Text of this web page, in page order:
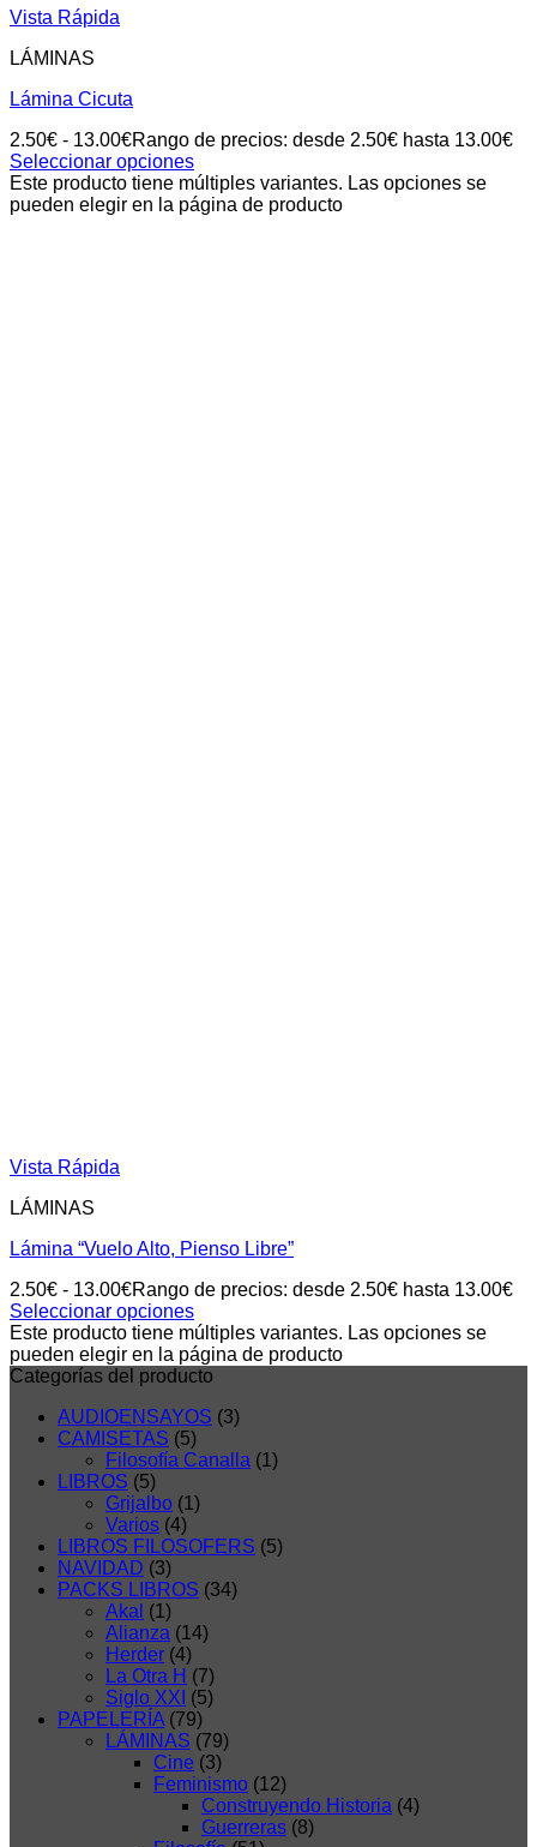
Vista Rápida
LÁMINAS
Lámina Cicuta
2.50€ - 13.00€Rango de precios: desde 2.50€ hasta 13.00€
Seleccionar opciones
Este producto tiene múltiples variantes. Las opciones se
pueden elegir en la página de producto
Vista Rápida
LÁMINAS
Lámina “Vuelo Alto, Pienso Libre”
2.50€ - 13.00€Rango de precios: desde 2.50€ hasta 13.00€
Seleccionar opciones
Este producto tiene múltiples variantes. Las opciones se
pueden elegir en la página de producto
Categorías del producto
AUDIOENSAYOS (3)
CAMISETAS (5)
Filosofía Canalla (1)
LIBROS (5)
Grijalbo (1)
Varios (4)
LIBROS FILOSOFERS (5)
NAVIDAD (3)
PACKS LIBROS (34)
Akal (1)
Alianza (14)
Herder (4)
La Otra H (7)
Siglo XXI (5)
PAPELERÍA (79)
LÁMINAS (79)
Cine (3)
Feminismo (12)
Construyendo Historia (4)
Guerreras (8)